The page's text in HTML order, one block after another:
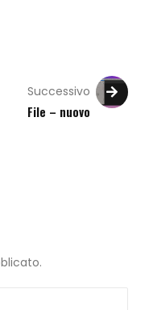
Successivo
File – nuovo